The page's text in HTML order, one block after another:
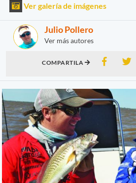
Ver galería de imágenes
Julio Pollero
Ver más autores
COMPARTILA